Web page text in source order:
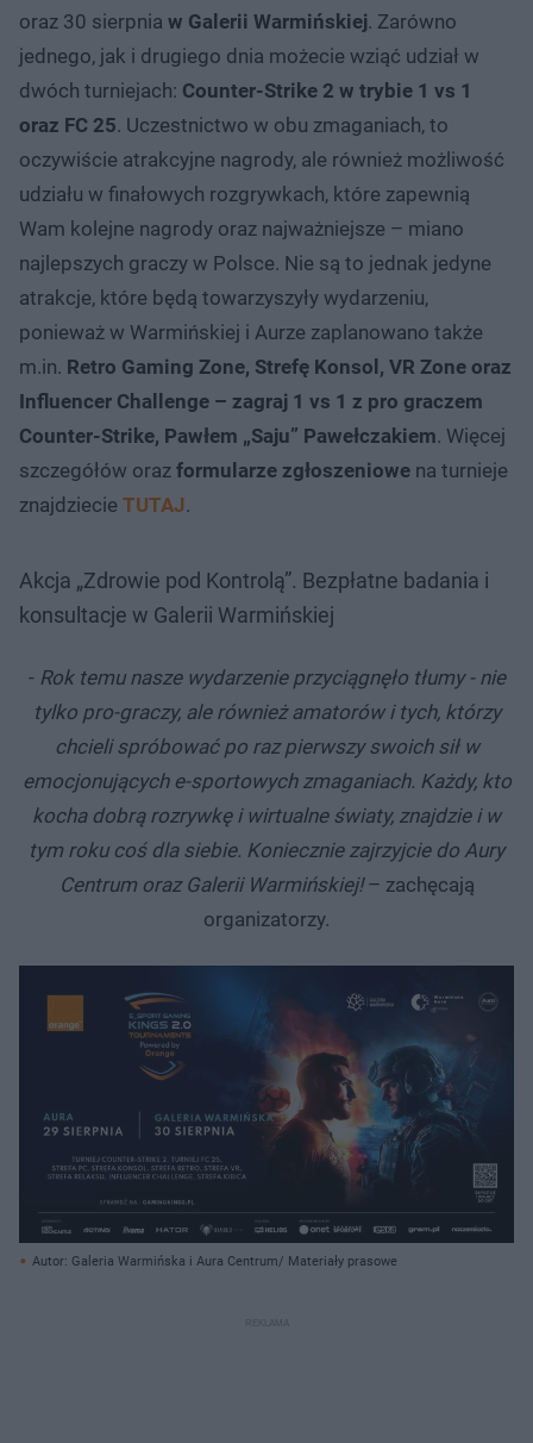
oraz 30 sierpnia w Galerii Warmińskiej. Zarówno
jednego, jak i drugiego dnia możecie wziąć udział w
dwóch turniejach: Counter-Strike 2 w trybie 1 vs 1
oraz FC 25. Uczestnictwo w obu zmaganiach, to
oczywiście atrakcyjne nagrody, ale również możliwość
udziału w finałowych rozgrywkach, które zapewnią
Wam kolejne nagrody oraz najważniejsze – miano
najlepszych graczy w Polsce. Nie są to jednak jedyne
atrakcje, które będą towarzyszyły wydarzeniu,
ponieważ w Warmińskiej i Aurze zaplanowano także
m.in. Retro Gaming Zone, Strefę Konsol, VR Zone oraz
Influencer Challenge – zagraj 1 vs 1 z pro graczem
Counter-Strike, Pawłem „Saju” Pawełczakiem. Więcej
szczegółów oraz formularze zgłoszeniowe na turnieje
znajdziecie TUTAJ.
Akcja „Zdrowie pod Kontrolą”. Bezpłatne badania i
konsultacje w Galerii Warmińskiej
- Rok temu nasze wydarzenie przyciągnęło tłumy - nie
tylko pro-graczy, ale również amatorów i tych, którzy
chcieli spróbować po raz pierwszy swoich sił w
emocjonujących e-sportowych zmaganiach. Każdy, kto
kocha dobrą rozrywkę i wirtualne światy, znajdzie i w
tym roku coś dla siebie. Koniecznie zajrzyjcie do Aury
Centrum oraz Galerii Warmińskiej!– zachęcają
organizatorzy.
Autor: Galeria Warmińska i Aura Centrum/ Materiały prasowe